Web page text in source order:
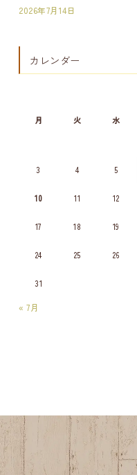
2026年7月14日
カレンダー
月
火 水
3 4 5
10 11 12
17 18 19
24 25 26
31
« 7月